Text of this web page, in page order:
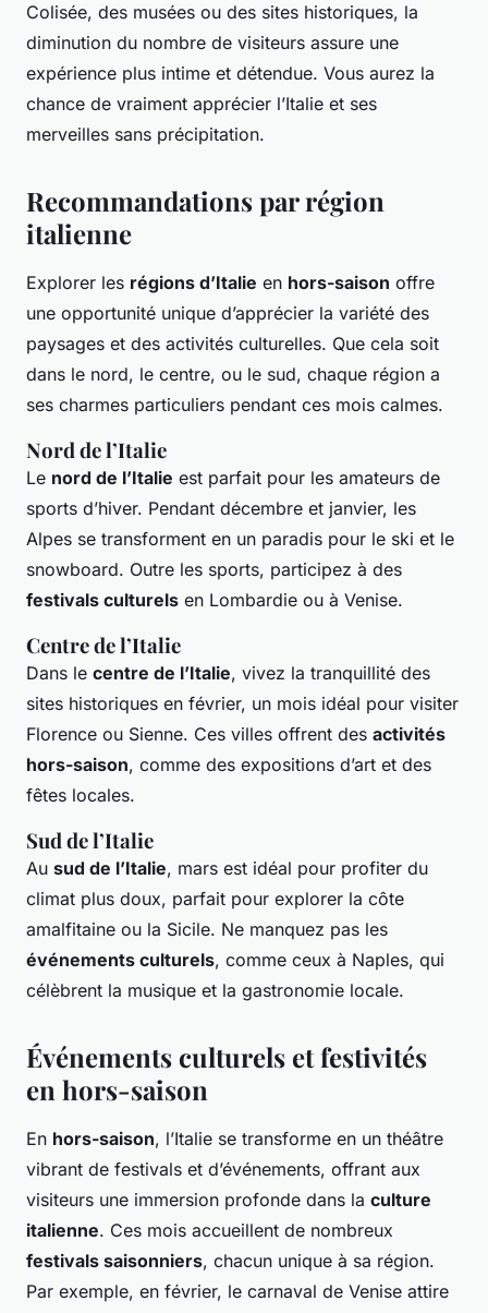
Colisée, des musées ou des sites historiques, la
diminution du nombre de visiteurs assure une
expérience plus intime et détendue. Vous aurez la
chance de vraiment apprécier l’Italie et ses
merveilles sans précipitation.
Recommandations par région
italienne
Explorer les régions d’Italie en hors-saison offre
une opportunité unique d’apprécier la variété des
paysages et des activités culturelles. Que cela soit
dans le nord, le centre, ou le sud, chaque région a
ses charmes particuliers pendant ces mois calmes.
Nord de l’Italie
Le nord de l’Italie est parfait pour les amateurs de
sports d’hiver. Pendant décembre et janvier, les
Alpes se transforment en un paradis pour le ski et le
snowboard. Outre les sports, participez à des
festivals culturels en Lombardie ou à Venise.
Centre de l’Italie
Dans le centre de l’Italie, vivez la tranquillité des
sites historiques en février, un mois idéal pour visiter
Florence ou Sienne. Ces villes offrent des activités
hors-saison, comme des expositions d’art et des
fêtes locales.
Sud de l’Italie
Au sud de l’Italie, mars est idéal pour profiter du
climat plus doux, parfait pour explorer la côte
amalfitaine ou la Sicile. Ne manquez pas les
événements culturels, comme ceux à Naples, qui
célèbrent la musique et la gastronomie locale.
Événements culturels et festivités
en hors-saison
En hors-saison, l’Italie se transforme en un théâtre
vibrant de festivals et d’événements, offrant aux
visiteurs une immersion profonde dans la culture
italienne. Ces mois accueillent de nombreux
festivals saisonniers, chacun unique à sa région.
Par exemple, en février, le carnaval de Venise attire